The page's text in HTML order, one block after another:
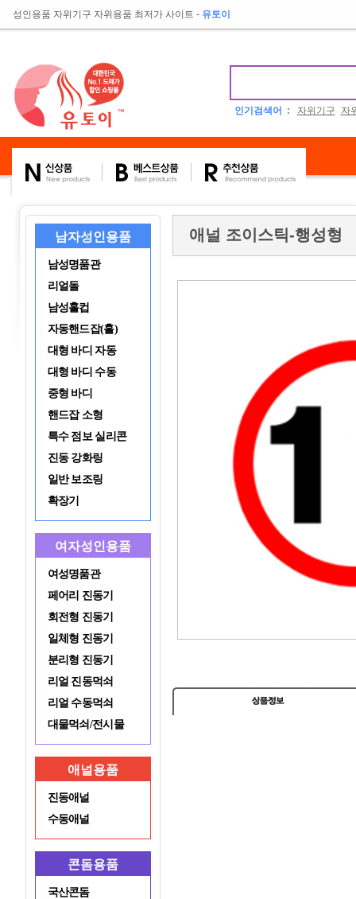
성인용품 자위기구 자위용품 최저가 사이트 - 유토이
인기검색어 : 자위기구 자
남자성인용품
남성명품관
리얼돌
남성홀컵
자동핸드잡(홀)
대형 바디 자동
대형 바디 수동
중형 바디
핸드잡 소형
특수 점보 실리콘
진동 강화링
일반 보조링
확장기
여자성인용품
여성명품관
페어리 진동기
회전형 진동기
일체형 진동기
분리형 진동기
리얼 진동먹쇠
리얼 수동먹쇠
대물먹쇠/전시물
애널용품
진동애널
수동애널
콘돔용품
국산콘돔
애널 조이스틱-행성형